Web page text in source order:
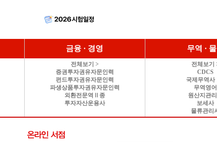
금융 · 경영
전체보기 >
증권투자권유자문인력
펀드투자권유자문인력
파생상품투자권유자문인력
외환전문역Ⅱ종
투자자산운용사
무역 ·
전체보기
CDCS
국제무역사
무역영어
원산지관
보세사
물류관리